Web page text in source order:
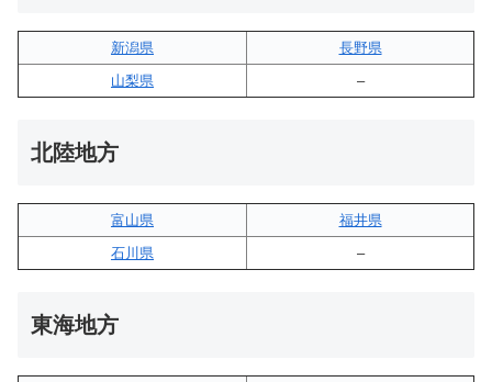
新潟県
長野県
山梨県
–
北陸地方
富山県
福井県
石川県
–
東海地方